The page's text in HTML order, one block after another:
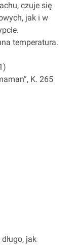
czuje się
jak i w
temperatura.
K. 265
jak